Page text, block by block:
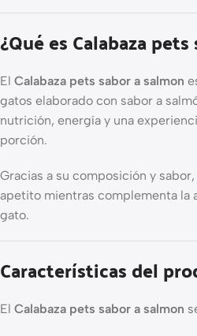
¿Qué es Calabaza
El Calabaza pets sabor a salmon
gatos elaborado con sabor a
nutrición, energía y una
porción.
Gracias a su composición y
apetito mientras complementa la
gato.
Características del
El Calabaza pets sabor a salmon